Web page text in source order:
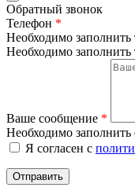
Обратный звонок
Телефон *
Необходимо заполнить
Необходимо
Ваше сообщение *
Необходимо
Я согласен с
Отправить